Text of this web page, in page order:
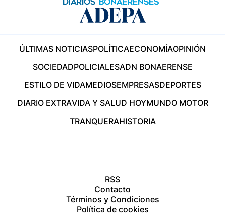
ÚLTIMAS NOTICIASPOLÍTICAECONOMÍAOPINIÓN
SOCIEDADPOLICIALESADN BONAERENSE
ESTILO DE VIDAMEDIOSEMPRESASDEPORTES
DIARIO EXTRAVIDA Y SALUD HOYMUNDO MOTOR
TRANQUERAHISTORIA
RSS
Contacto
Términos y Condiciones
Política de cookies